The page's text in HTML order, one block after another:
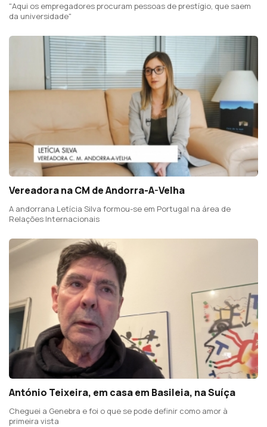
"Aqui os empregadores procuram pessoas de prestígio, que saem
da universidade"
Vereadora na CM de Andorra-A-Velha
A andorrana Letícia Silva formou-se em Portugal na área de
Relações Internacionais
António Teixeira, em casa em Basileia, na Suíça
Cheguei a Genebra e foi o que se pode definir como amor à
primeira vista